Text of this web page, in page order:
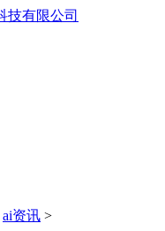
ai资讯 >